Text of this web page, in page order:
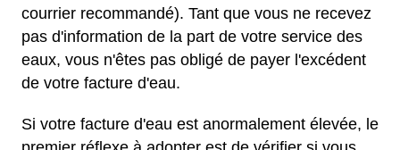
courrier recommandé). Tant que vous ne recevez
pas d'information de la part de votre service des
eaux, vous n'êtes pas obligé de payer l'excédent
de votre facture d'eau.
Si votre facture d'eau est anormalement élevée, le